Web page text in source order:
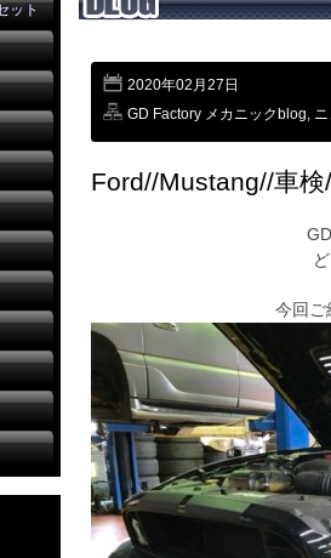
ット
2020年02月27日
GD Factory メカニックblog,
Ford//Mustang//車検
今回ご